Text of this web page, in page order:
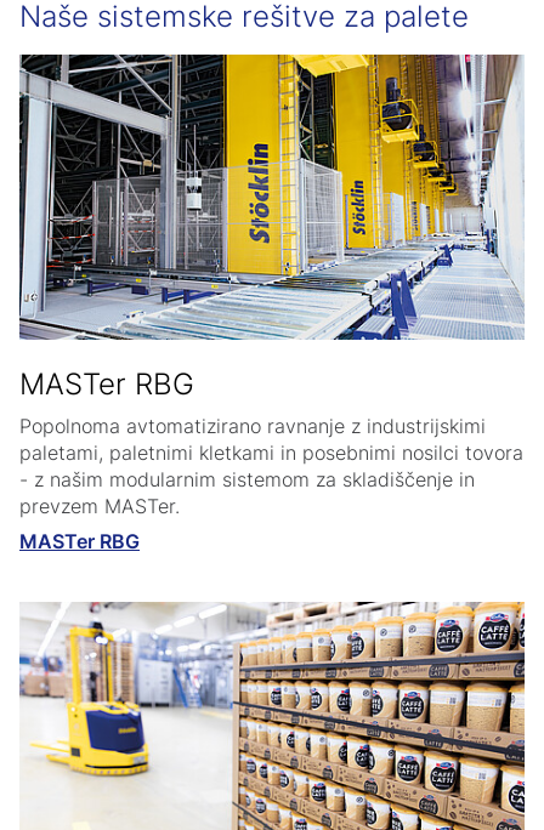
Naše sistemske rešitve za palete
MASTer RBG
Popolnoma avtomatizirano ravnanje z industrijskimi
paletami, paletnimi kletkami in posebnimi nosilci tovora
- z našim modularnim sistemom za skladiščenje in
prevzem MASTer.
MASTer RBG